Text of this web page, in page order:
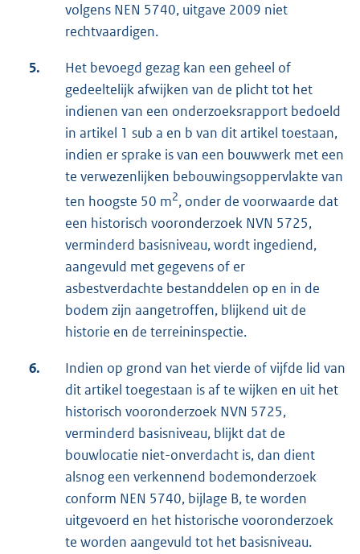
volgens NEN 5740, uitgave 2009 niet
rechtvaardigen.
5.
Het bevoegd gezag kan een geheel of
gedeeltelijk afwijken van de plicht tot het
indienen van een onderzoeksrapport bedoeld
in artikel 1 sub a en b van dit artikel toestaan,
indien er sprake is van een bouwwerk met een
te verwezenlijken bebouwingsoppervlakte van
ten hoogste 50 m2, onder de voorwaarde dat
een historisch vooronderzoek NVN 5725,
verminderd basisniveau, wordt ingediend,
aangevuld met gegevens of er
asbestverdachte bestanddelen op en in de
bodem zijn aangetroffen, blijkend uit de
historie en de terreininspectie.
6.
Indien op grond van het vierde of vijfde lid van
dit artikel toegestaan is af te wijken en uit het
historisch vooronderzoek NVN 5725,
verminderd basisniveau, blijkt dat de
bouwlocatie niet-onverdacht is, dan dient
alsnog een verkennend bodemonderzoek
conform NEN 5740, bijlage B, te worden
uitgevoerd en het historische vooronderzoek
te worden aangevuld tot het basisniveau.